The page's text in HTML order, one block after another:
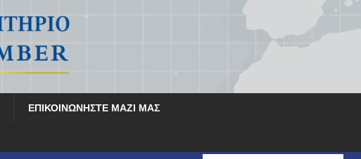
ΕΠΙΚΟΙΝΩΝΗΣΤΕ ΜΑΖΙ ΜΑΣ